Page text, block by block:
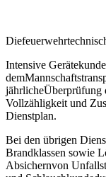
Intensive
jährlicheÜberprüfung
Vollzähligkeit und
Dienstplan.
Bei den übrigen
Brandklassen sowie
Absichernvon